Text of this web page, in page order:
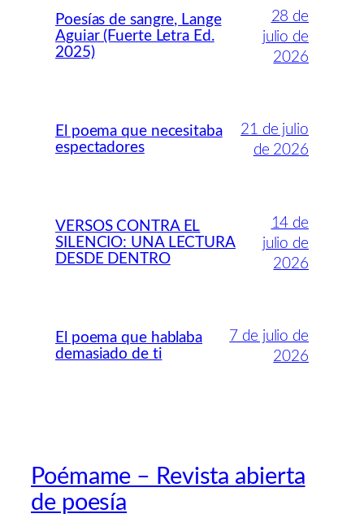
Poesías de sangre, Lange
Aguiar (Fuerte Letra Ed.
2025)
28 de
julio de
2026
El poema que necesitaba
espectadores
21 de julio
de 2026
VERSOS CONTRA EL
SILENCIO: UNA LECTURA
DESDE DENTRO
14 de
julio de
2026
El poema que hablaba
demasiado de ti
7 de julio de
2026
Poémame – Revista abierta
de poesía